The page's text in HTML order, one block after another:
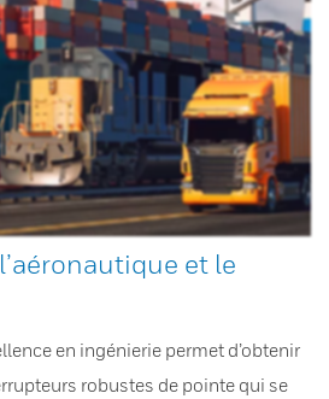
et le
en ingénierie permet d’obtenir
robustes de pointe qui se